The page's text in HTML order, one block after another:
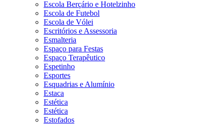
Escola Berçário e Hotelzinho
Escola de Futebol
Escola de Vólei
Escritórios e Assessoria
Esmalteria
Espaço para Festas
Espaço Terapêutico
Espetinho
Esportes
Esquadrias e Alumínio
Estaca
Estética
Estética
Estofados